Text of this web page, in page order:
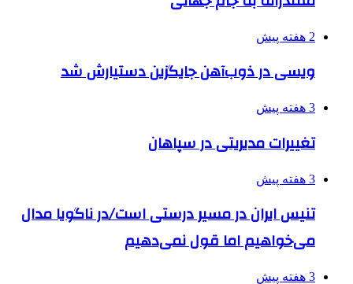
2 هفته پیش
ویسی در ذوب‌آهن جایگزین دستیارش شد
3 هفته پیش
تغییرات مدیریتی در سپاهان
3 هفته پیش
تنیس ایران در مسیر درستی است/در ناگویا مدال
می‌خواهیم اما قول نمی‌دهیم
3 هفته پیش